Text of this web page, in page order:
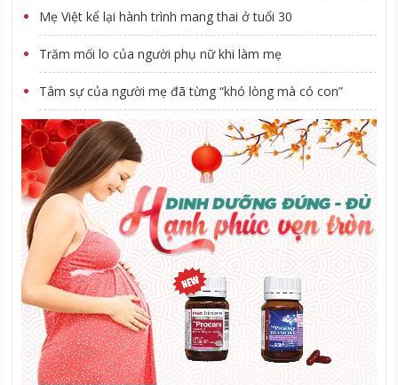
Mẹ Việt kể lại hành trình mang thai ở tuổi 30
Trăm mối lo của người phụ nữ khi làm mẹ
Tâm sự của người mẹ đã từng “khó lòng mà có con”